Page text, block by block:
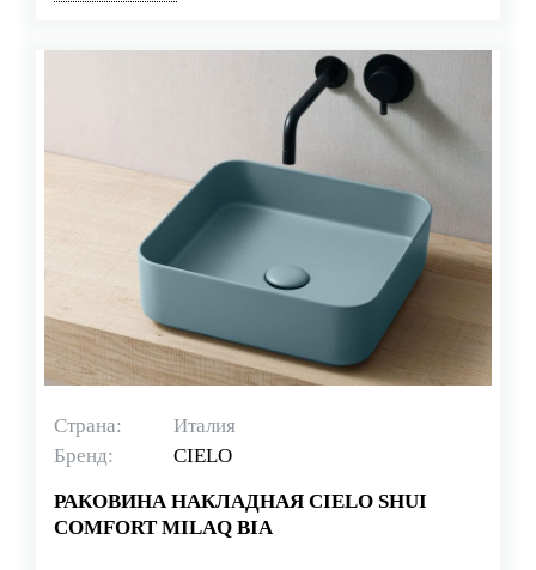
Страна:
Италия
Бренд:
CIELO
РАКОВИНА НАКЛАДНАЯ CIELO SHUI
COMFORT MILAQ BIA